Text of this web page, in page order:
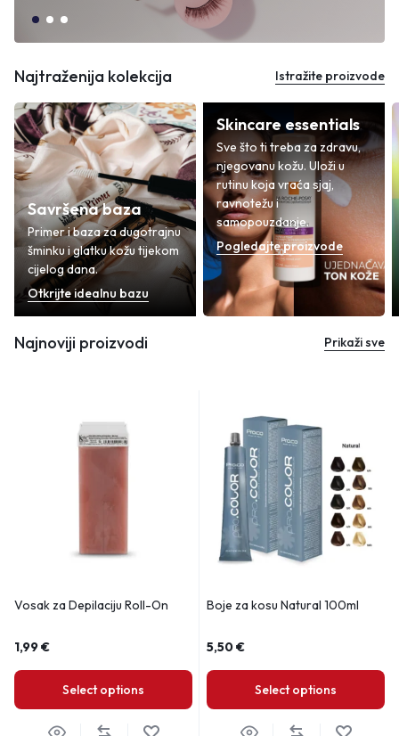
Najtraženija kolekcija Istražite proizvode
Savršena baza
Primer i baza za dugotrajnu
šminku i glatku kožu tijekom
cijelog dana.
Otkrijte idealnu bazu
Skincare essentials
Sve što ti treba za zdravu,
njegovanu kožu. Uloži u
rutinu koja vraća sjaj,
ravnotežu i
samopouzdanje.
Pogledajte proizvode
Najnoviji proizvodi Prikaži sve
Vosak za Depilaciju Roll-On
1,99€
Select options
Boje za kosu Natural 100ml
5,50€
Select options